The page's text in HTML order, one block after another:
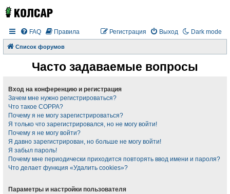
Dark mode
FAQ Правила Выход
Регистрация
Список форумов
Часто задаваемые вопросы
Вход на конференцию и регистрация
Зачем мне нужно регистрироваться?
Что такое COPPA?
Почему я не могу зарегистрироваться?
Я только что зарегистрировался, но не могу войти!
Почему я не могу войти?
Я давно зарегистрирован, но больше не могу войти!
Я забыл пароль!
Почему мне периодически приходится повторять ввод имени и пароля?
Что делает функция «Удалить cookies»?
Параметры и настройки пользователя